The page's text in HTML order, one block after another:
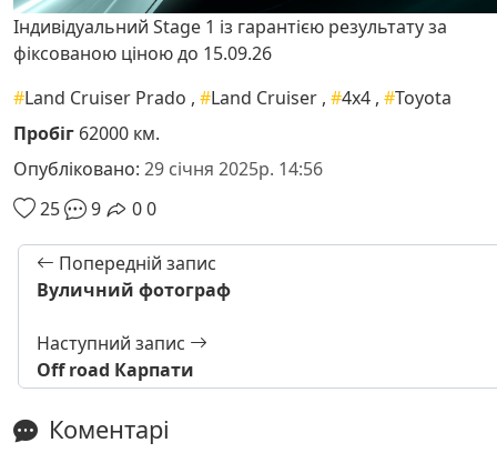
Індивідуальний Stage 1 із гарантією результату за
фіксованою ціною до 15.09.26
#Land Cruiser Prado , #Land Cruiser , #4x4 , #Toyota
Пробіг 62000 км.
Опубліковано: 29 січня 2025р. 14:56
25
9 00
Попередній запис
Вуличний фотограф
Наступний запис
Off road Карпати
Коментарі